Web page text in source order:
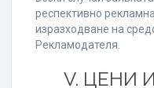
респективно
изразходване на
Рекламодателя.
V. ЦЕНИ